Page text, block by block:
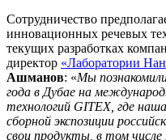
Сотрудничество
инновационных речевых
текущих разработках
директор «Лаборатории
Ашманов: «Мы
года в Дубае на
технологий GITEX, где
сборной экспозиции
свои продукты, в том